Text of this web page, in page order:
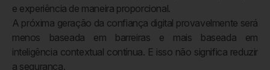
e experiência de maneira proporcional.
A próxima geração da confiança digital provavelmente será
menos baseada em barreiras e mais baseada em
inteligência contextual contínua. E isso não significa reduzir
a segurança.